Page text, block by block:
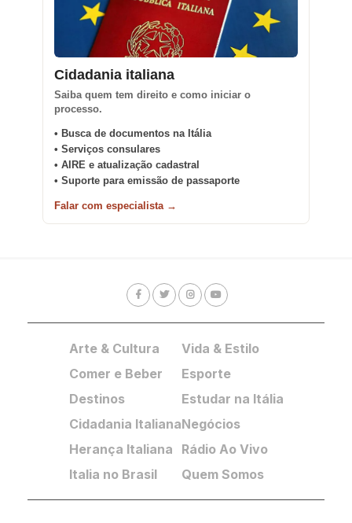
Cidadania italiana
Saiba quem tem direito e como iniciar o
processo.
• Busca de documentos na Itália
• Serviços consulares
• AIRE e atualização cadastral
• Suporte para emissão de passaporte
Falar com especialista →
Arte & Cultura
Comer e Beber
Destinos
Cidadania Italiana
Herança Italiana
Italia no Brasil
Vida & Estilo
Esporte
Estudar na Itália
Negócios
Rádio Ao Vivo
Quem Somos